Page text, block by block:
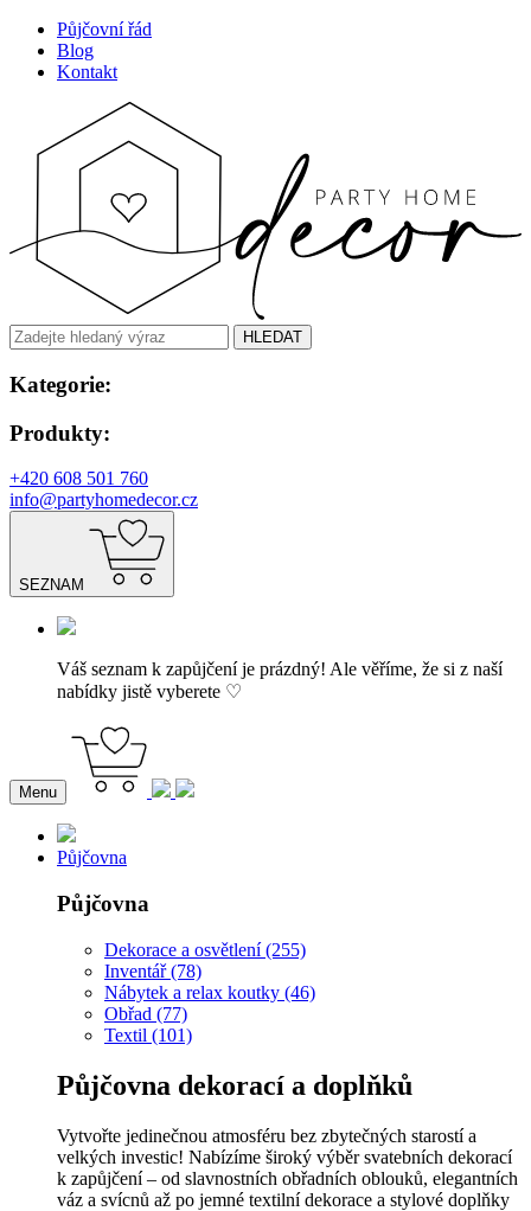
Půjčovní řád
Blog
Kontakt
HLEDAT
Kategorie:
Produkty:
+420 608 501 760
info@partyhomedecor.cz
SEZNAM
Váš seznam k zapůjčení je prázdný! Ale věříme, že si z naší
nabídky jistě vyberete ♡
Menu
Půjčovna
Půjčovna
Dekorace a osvětlení (255)
Inventář (78)
Nábytek a relax koutky (46)
Obřad (77)
Textil (101)
Půjčovna dekorací a doplňků
Vytvořte jedinečnou atmosféru bez zbytečných starostí a
velkých investic! Nabízíme široký výběr svatebních dekorací
k zapůjčení – od slavnostních obřadních oblouků, elegantních
váz a svícnů až po jemné textilní dekorace a stylové doplňky